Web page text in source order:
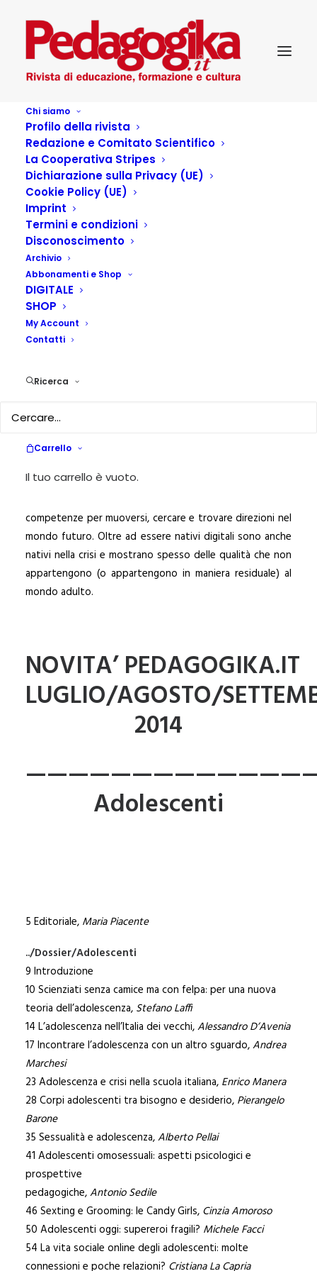
Chi siamo
Profilo della rivista
Redazione e Comitato Scientifico
La Cooperativa Stripes
Dichiarazione sulla Privacy (UE)
Cookie Policy (UE)
Imprint
Termini e condizioni
Disconoscimento
Archivio
Abbonamenti e Shop
DIGITALE
SHOP
My Account
Contatti
Ricerca
Carrello
Il tuo carrello è vuoto.
Pedagogika.it – XVIII – 3
13 LUGLIO 2016
PEDAGOGIKA.IT
ADOLESCENTI
comunichiamo, leggiamo, scriviamo, studiamo, a come
viaggiamo, da come facciamo amicizie, a come nascono
interpreti più importanti di questo cambiamento sono gli
competenze per muoversi, cercare e trovare direzioni nel
mondo futuro. Oltre ad essere nativi digitali sono anche
nativi nella crisi e mostrano spesso delle qualità che non
appartengono (o appartengono in maniera residuale) al
mondo adulto.
NOVITA’ PEDAGOGIKA.IT
LUGLIO/AGOSTO/
2014
Adolescenti
5 Editoriale, Maria Piacente
../Dossier/Adolescenti
9 Introduzione
10 Scienziati senza camice ma con felpa: per una nuova
teoria dell’adolescenza, Stefano Laffi
14 L’adolescenza nell’Italia dei vecchi,Alessandro D’Avenia
17 Incontrare l’adolescenza con un altro sguardo,Andrea
Marchesi
23 Adolescenza e crisi nella scuola italiana, Enrico Manera
28 Corpi adolescenti tra bisogno e desiderio, Pierangelo
Barone
35 Sessualità e adolescenza,Alberto Pellai
41 Adolescenti omosessuali: aspetti psicologici e
prospettive
pedagogiche,Antonio Sedile
46 Sexting e Grooming: le Candy Girls, Cinzia Amoroso
50 Adolescenti oggi: supereroi fragili? Michele Facci
54 La vita sociale online degli adolescenti: molte
connessioni e poche relazioni? Cristiana La Capria